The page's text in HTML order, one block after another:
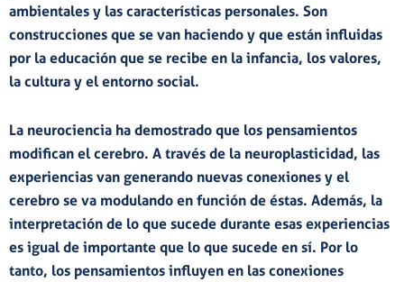
ambientales y las características personales. Son
construcciones que se van haciendo y que están influidas
por la educación que se recibe en la infancia, los valores,
la cultura y el entorno social.
La neurociencia ha demostrado que los pensamientos
modifican el cerebro. A través de la neuroplasticidad, las
experiencias van generando nuevas conexiones y el
cerebro se va modulando en función de éstas. Además, la
interpretación de lo que sucede durante esas experiencias
es igual de importante que lo que sucede en sí. Por lo
tanto, los pensamientos influyen en las conexiones